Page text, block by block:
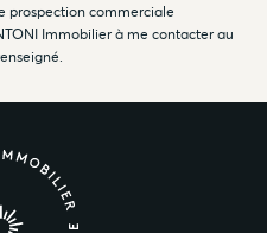
prospection commerciale
Immobilier à me contacter au